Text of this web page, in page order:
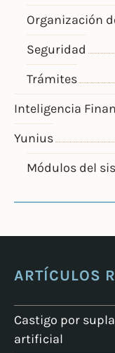
Organización
Seguridad
Trámites
Inteligencia
Yunius
Módulos del
ARTÍCULOS
Castigo por
artificial